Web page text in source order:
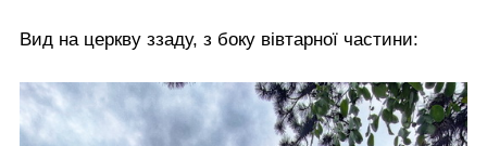
Вид на церкву ззаду, з боку вівтарної частини: